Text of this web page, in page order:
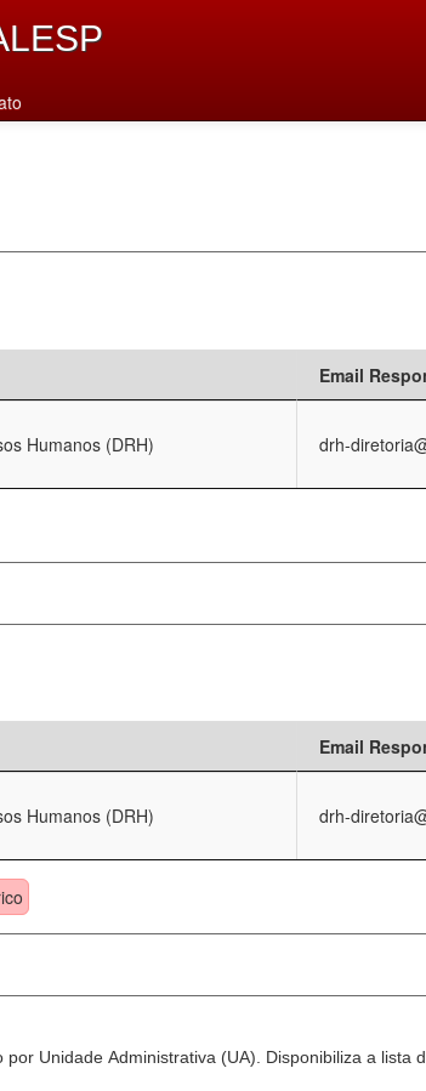
Email
Humanos (DRH) drh-
Email
Humanos (DRH) drh-
Unidade Administrativa (UA). Disponibiliza a